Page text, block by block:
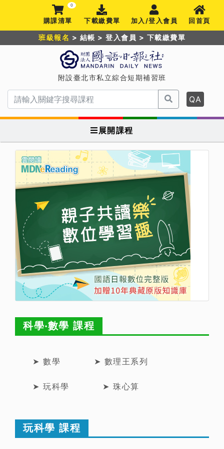
0
購課清單 下載繳費單 加入/登入會員 回首頁
附設臺北市私立綜合短期補習班
QA
展開課程
班級報名 > 結帳 > 登入會員 > 下載繳費單
科學‧數學 課程
➤ 數學 ➤ 數理王系列
➤ 玩科學 ➤ 珠心算
玩科學 課程